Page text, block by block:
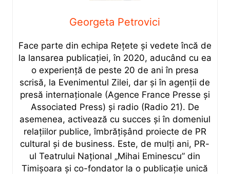
Georgeta Petrovici
Face parte din echipa Rețete și vedete încă de
la lansarea publicației, în 2020, aducând cu ea
o experiență de peste 20 de ani în presa
scrisă, la Evenimentul Zilei, dar și în agenții de
presă internaționale (Agence France Presse și
Associated Press) și radio (Radio 21). De
asemenea, activează cu succes și în domeniul
relațiilor publice, îmbrățișând proiecte de PR
cultural și de business. Este, de mulți ani, PR-
ul Teatrului Național „Mihai Eminescu” din
Timișoara și co-fondator la o publicație unică